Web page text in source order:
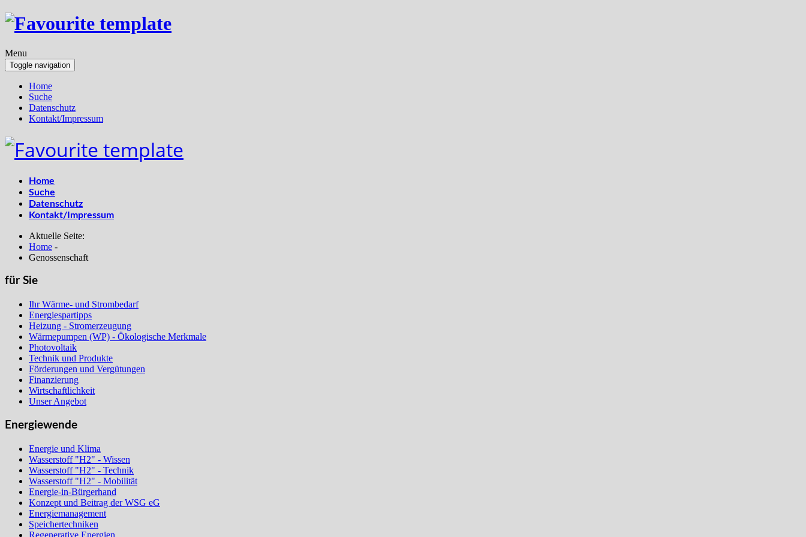
Menu
Toggle navigation
Home
Suche
Datenschutz
Kontakt/Impressum
Home
Suche
Datenschutz
Kontakt/Impressum
Aktuelle Seite:
Home -
Genossenschaft
für Sie
Ihr Wärme- und Strombedarf
Energiespartipps
Heizung - Stromerzeugung
Wärmepumpen (WP) - Ökologische Merkmale
Photovoltaik
Technik und Produkte
Förderungen und Vergütungen
Finanzierung
Wirtschaftlichkeit
Unser Angebot
Energiewende
Energie und Klima
Wasserstoff "H2" - Wissen
Wasserstoff "H2" - Technik
Wasserstoff "H2" - Mobilität
Energie-in-Bürgerhand
Konzept und Beitrag der WSG eG
Energiemanagement
Speichertechniken
Regenerative Energien